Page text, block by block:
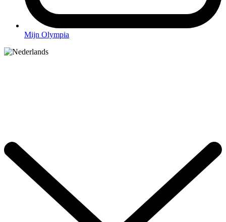
Mijn Olympia